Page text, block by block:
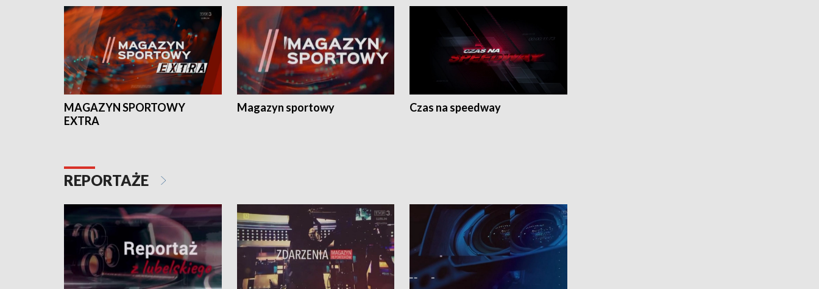
MAGAZYN SPORTOWY
EXTRA
Magazyn sportowy Czas na speedway
REPORTAŻE